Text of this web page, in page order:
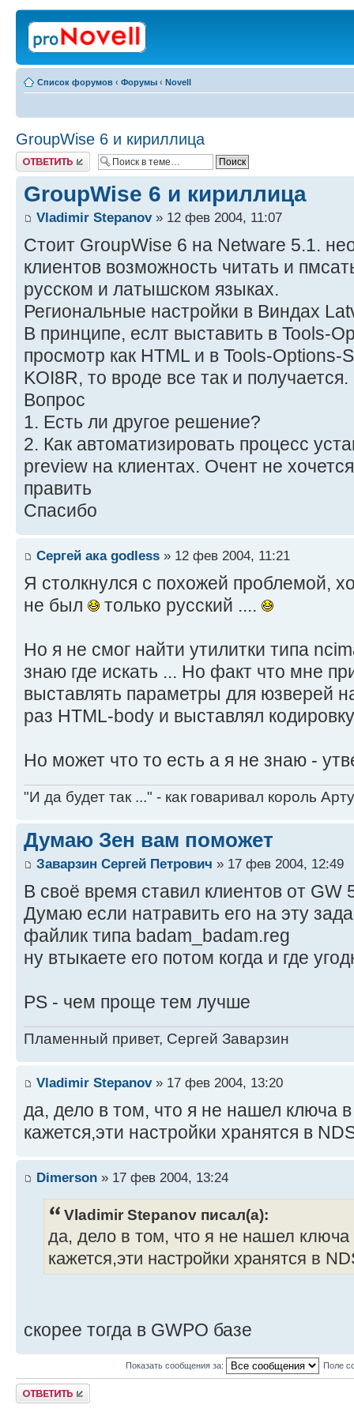
Список форумов ‹ Форумы ‹ Novell
GroupWise 6 и кириллица
Ответить
GroupWise 6 и кириллица
Vladimir Stepanov» 12 фев 2004, 11:07
Стоит GroupWise 6 на Netware 5.1.
клиентов возможность читать и
русском и латышском языках.
Региональные настройки в Виндах
В принципе, еслт выставить в Tools-
просмотр как HTML и в Tools-Options-
KOI8R, то вроде все так и получается.
Вопрос
1. Есть ли другое решение?
2. Как автоматизировать процесс
preview на клиентах. Очент не
править
Спасибо
Сергей ака godless » 12 фев 2004, 11:21
Я столкнулся с похожей проблемой,
не был
только русский ....
Но я не смог найти утилитки типа
знаю где искать ... Но факт что мне
выставлять параметры для юзверей
раз HTML-body и выставлял
Но может что то есть а я не знаю -
"И да будет так ..." - как говаривал король
Думаю Зен вам поможет
Заварзин Сергей Петрович » 17 фев 2004, 12:49
В своё время ставил клиентов от GW
Думаю если натравить его на эту
файлик типа badam_badam.reg
ну втыкаете его потом когда и где
PS - чем проще тем лучше
Пламенный привет, Сергей Заварзин
Vladimir Stepanov» 17 фев 2004, 13:20
да, дело в том, что я не нашел ключа
кажется,эти настройки хранятся в
Dimerson » 17 фев 2004, 13:24
Vladimir Stepanov писал(а):
да, дело в том, что я не нашел ключа
кажется,эти настройки хранятся в
скорее тогда в GWPO базе
Показать сообщения за: Поле
Ответить